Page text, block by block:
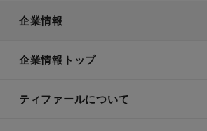
企業情報
企業情報トップ
ティファールについて